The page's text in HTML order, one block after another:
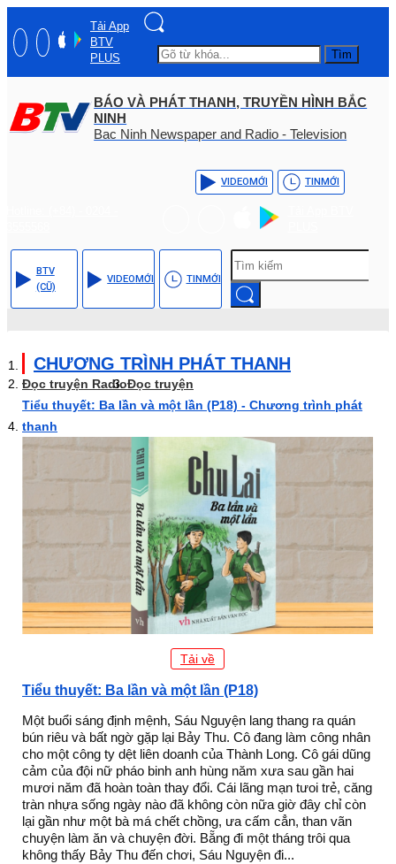
Tải App
BTV
PLUS
Tìm
BÁO VÀ PHÁT THANH, TRUYỀN HÌNH BẮC
NINH
Bac Ninh Newspaper and Radio - Television
VIDEOMỚI TINMỚI
BTV
(CŨ)
VIDEOMỚI TINMỚI
CHƯƠNG TRÌNH PHÁT THANH
Đọc truyện RadioĐọc truyện
Tiểu thuyết: Ba lần và một lần (P18) - Chương trình phát
thanh
Tải về
Tiểu thuyết: Ba lần và một lần (P18)
Một buổi sáng định mệnh, Sáu Nguyện lang thang ra quán
bún riêu và bất ngờ gặp lại Bảy Thu. Cô đang làm công nhân
cho một công ty dệt liên doanh của Thành Long. Cô gái dũng
cảm của đội nữ pháo binh anh hùng năm xưa sau gần hai
mươi năm đã hoàn toàn thay đổi. Cái lãng mạn tưoi trẻ, căng
tràn nhựa sống ngày nào đã không còn nữa giờ đây chỉ còn
lại gần như một bà má chết chồng, ưa cấm cẳn, than vãn
chuyện làm ăn và chuyện đời. Bẵng đi một tháng trôi qua
không thấy Bảy Thu đến chơi, Sáu Nguyện đi...